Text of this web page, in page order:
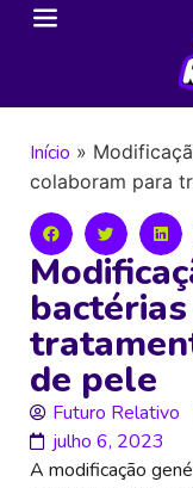
Início »
colaboram para
de pele
Futuro Relativo
julho 6, 2023
A modificação